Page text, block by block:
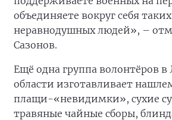
объединяете вокруг себя
неравнодушных людей», –
Сазонов.
Ещё одна группа волонтёров
области изготавливает
плащи-«невидимки», сухие
травяные чайные сборы,